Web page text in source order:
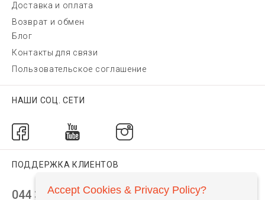
Доставка и оплата
Возврат и обмен
Блог
Контакты для связи
Пользовательское соглашение
НАШИ СОЦ. СЕТИ
ПОДДЕРЖКА КЛИЕНТОВ
044 392 44 45
Accept Cookies & Privacy Policy?